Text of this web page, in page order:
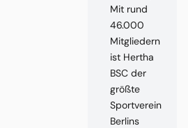
Mit rund
46.000
Mitgliedern
ist Hertha
BSC der
größte
Sportverein
Berlins